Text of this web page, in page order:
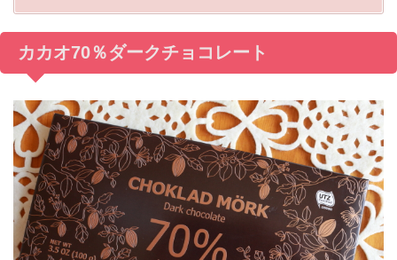
カカオ70％ダークチョコレート